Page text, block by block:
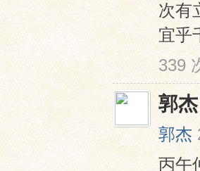
次有
宜乎
339
郭
郭杰
丙午